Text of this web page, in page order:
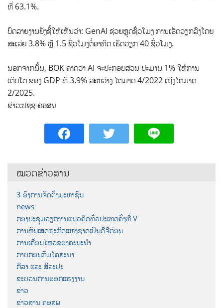
ທີ່ 63.1%.
ບົດລາຍງານຍັງຊີ້ໃຫ້ເຫັນວ່າ: GenAI ຊ່ວຍຫຼຸດຊົ່ວໂມງ ການເຮັດວຽກລົງໂດຍ
ສະເລ່ຍ 3.8% ຫຼື 1.5 ຊົ່ວໂມງຕໍ່ອາທິດ ເຮັດວຽກ 40 ຊົ່ວໂມງ.
ນອກຈາກນັ້ນ, BOK ຄາດວ່າ AI ຈະປະກອບສ່ວນ ປະມານ 1% ໃຫ້ການ
ເຕີບໂຕ ຂອງ GDP ທີ່ 3.9% ລະຫວ່າງ ໄຕມາດ 4/2022 ເຖິງໄຕມາດ
2/2025.
ຂ່າວ:ປຊຊ-ຄອສພ
ໝວດຂ່າວສານ
3 ອົງການຈັດຕັ້ງມະຫາຊົນ
news
ກອງປະຊຸມວຽກງານແນວຄິດທົ່ວປະເທດຄັ້ງທີ V
ການຫັນເສດຖະກິດແຫ່ງຊາດເປັນດີຈີຕ໋ອນ
ການເຄື່ອນໄຫວຂອງຄະນະນຳ
ກາບກອນກົມໂຄສະນາ
ກິລາ ແລະ ສິລະປະ
ຂະບວນການອອກແຮງງານ
ຂ່າວ
ຂ່າວສານ ຄອສພ